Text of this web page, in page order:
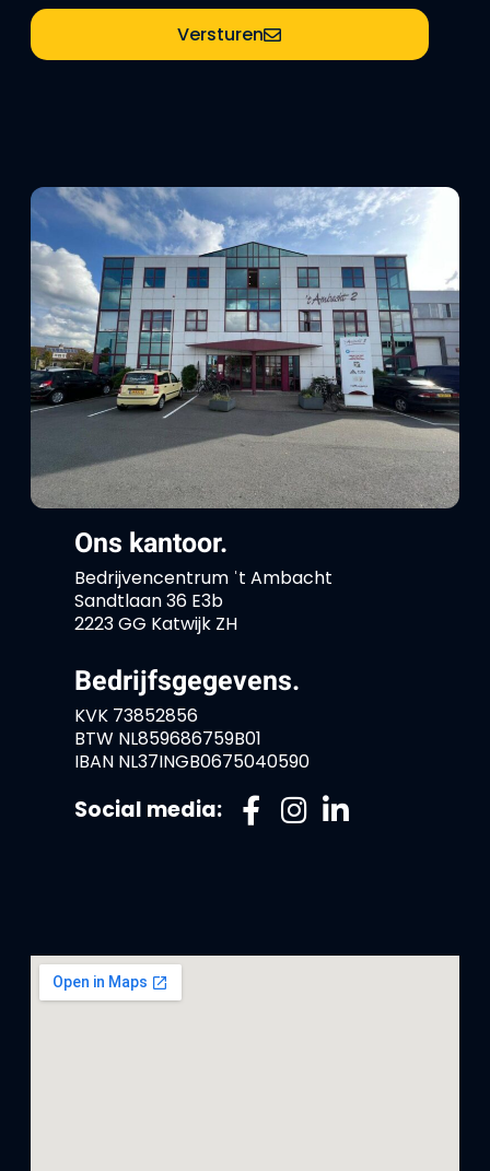
Versturen
Ons kantoor.
Bedrijvencentrum ˈt Ambacht
Sandtlaan 36 E3b
2223 GG Katwijk ZH
Bedrijfsgegevens.
KVK 73852856
BTW NL859686759B01
IBAN NL37INGB0675040590
Social media: